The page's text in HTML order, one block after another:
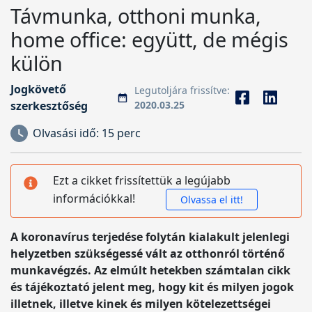
Távmunka, otthoni munka,
home office: együtt, de mégis
külön
Jogkövető
szerkesztőség
Legutoljára frissítve:
2020.03.25
Olvasási idő: 15 perc
Ezt a cikket frissítettük a legújabb
információkkal!
Olvassa el itt!
A koronavírus terjedése folytán kialakult jelenlegi
helyzetben szükségessé vált az otthonról történő
munkavégzés. Az elmúlt hetekben számtalan cikk
és tájékoztató jelent meg, hogy kit és milyen jogok
illetnek, illetve kinek és milyen kötelezettségei